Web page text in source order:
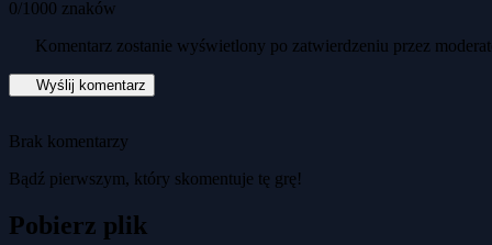
0/1000 znaków
Komentarz zostanie wyświetlony po zatwierdzeniu przez
Wyślij komentarz
Brak komentarzy
Bądź pierwszym, który skomentuje tę grę!
Pobierz plik